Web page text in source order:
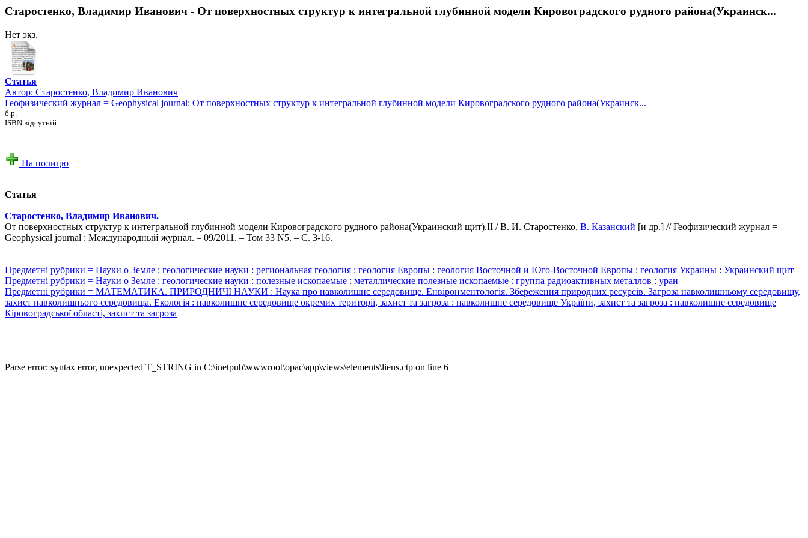
Старостенко, Владимир Иванович - От поверхностных структур к интегральной глубинной модели Кировоградского рудного района(Украинск...
Нет экз.
Статья
Автор: Старостенко, Владимир Иванович
Геофизический журнал = Geophysical journal: От поверхностных структур к интегральной глубинной модели Кировоградского рудного района(Украинск...
б.р.
ISBN відсутній
На полицю
Статья
Старостенко, Владимир Иванович.
От поверхностных структур к интегральной глубинной модели Кировоградского рудного района(Украинский щит).II / В. И. Старостенко, В. Казанский [и др.] // Геофизический журнал =
Geophysical journal : Международный журнал. – 09/2011. – Том 33 N5. – С. 3-16.
Предметні рубрики = Науки о Земле : геологические науки : региональная геология : геология Европы : геология Восточной и Юго-Восточной Европы : геология Украины : Украинский щит
Предметні рубрики = Науки о Земле : геологические науки : полезные ископаемые : металлические полезные ископаемые : группа радиоактивных металлов : уран
Предметні рубрики = МАТЕМАТИКА. ПРИРОДНИЧІ НАУКИ : Наука про навколишнє середовище. Енвіронментологія. Збереження природних ресурсів. Загроза навколишньому середовищу,
захист навколишнього середовища. Екологія : навколишне середовище окремих території, захист та загроза : навколишне середовище України, захист та загроза : навколишне середовище
Кіровоградської області, захист та загроза
Parse error: syntax error, unexpected T_STRING in C:\inetpub\wwwroot\opac\app\views\elements\liens.ctp on line 6